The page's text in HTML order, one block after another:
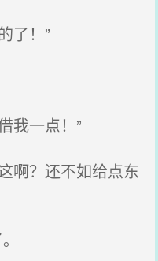
了！”
我一点！”
啊？还不如给点东